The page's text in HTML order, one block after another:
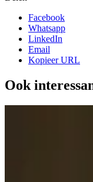
Facebook
Whatsapp
LinkedIn
Email
Kopieer URL
Ook